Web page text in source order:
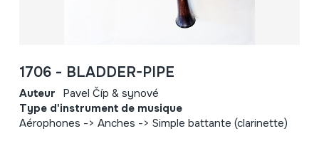
1706 - BLADDER-PIPE
Auteur Pavel Číp & synové
Type d'instrument de musique
Aérophones -> Anches -> Simple battante (clarinette)